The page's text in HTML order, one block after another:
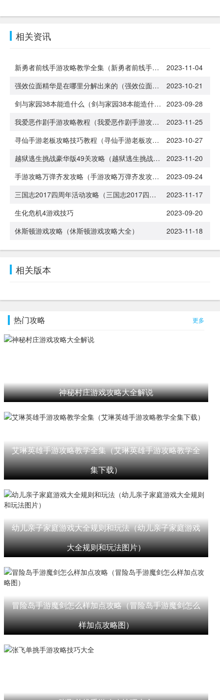
相关资讯
新勇者前线手游攻略教学全集（新勇者前线手游攻略教学全集下载）
2023-11-04
强效位面精华是在哪里分解出来的（强效位面精华分解多少级装备）
2023-10-21
剑与家园38本能造什么（剑与家园38本能造什么装备） 2023-09-28
我爱恶作剧手游攻略教程（我爱恶作剧手游攻略教程视频）
2023-11-25
寻仙手游老板攻略技巧教程（寻仙手游老板攻略技巧教程大全）
2023-10-27
越狱逃生挑战豪华版49关攻略（越狱逃生挑战豪华版49关攻略图）
2023-11-20
手游攻略万弹齐发攻略（手游攻略万弹齐发攻略视频）
2023-09-24
三国志2017四周年活动攻略（三国志2017四周年活动攻略视频）
2023-11-17
生化危机4游戏技巧
2023-09-20
休斯顿游戏攻略（休斯顿游戏攻略大全）
2023-11-18
相关版本
热门攻略 更多
神秘村庄游戏攻略大全解说
艾琳英雄手游攻略教学全集（艾琳英雄手游攻略教学全
集下载）
幼儿亲子家庭游戏大全规则和玩法（幼儿亲子家庭游戏
大全规则和玩法图片）
冒险岛手游魔剑怎么样加点攻略（冒险岛手游魔剑怎么
样加点攻略图）